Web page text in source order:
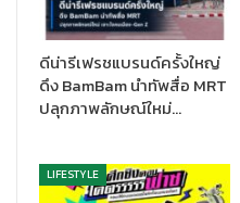
กดติดตามเพื่อไม่ให้พลาดข่าวสา
Lotus’s Official Store บน
https://shopee.co.th/
ดีน่ารีเฟรชแบรนด์ครั้งใหญ่
ดึง BamBam นำทัพสื่อ MRT
ปลุกภาพลักษณ์ใหม่…
LIFESTYLE